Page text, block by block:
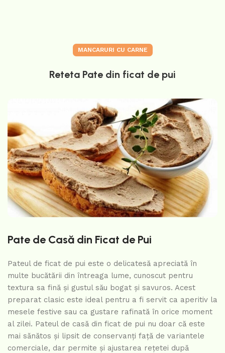
MANCARURI CU CARNE
Reteta Pate din ficat de pui
Pate de Casă din Ficat de Pui
Pateul de ficat de pui este o delicatesă apreciată în
multe bucătării din întreaga lume, cunoscut pentru
textura sa fină și gustul său bogat și savuros. Acest
preparat clasic este ideal pentru a fi servit ca aperitiv la
mesele festive sau ca gustare rafinată în orice moment
al zilei. Pateul de casă din ficat de pui nu doar că este
mai sănătos și lipsit de conservanți față de variantele
comerciale, dar permite și ajustarea rețetei după